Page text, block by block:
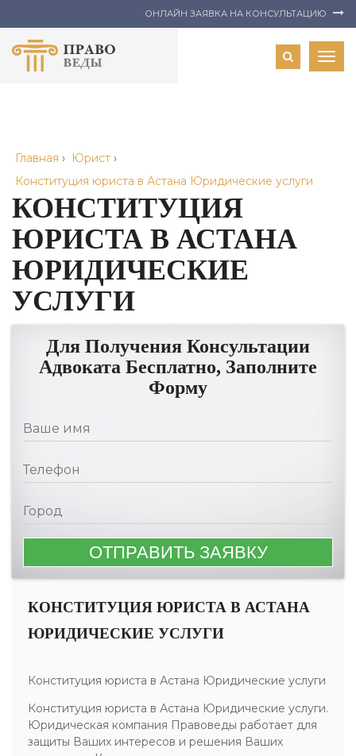
ОНЛАЙН ЗАЯВКА НА КОНСУЛЬТАЦИЮ
Главная › Юрист ›
Конституция юриста в Астана Юридические услуги
КОНСТИТУЦИЯ
ЮРИСТА В АСТАНА
ЮРИДИЧЕСКИЕ
УСЛУГИ
Для Получения Консультации
Адвоката Бесплатно, Заполните
Форму
КОНСТИТУЦИЯ ЮРИСТА В АСТАНА
ЮРИДИЧЕСКИЕ УСЛУГИ
Конституция юриста в Астана Юридические услуги
Конституция юриста в Астана Юридические услуги.
Юридическая компания Правоведы работает для
защиты Ваших интересов и решения Ваших